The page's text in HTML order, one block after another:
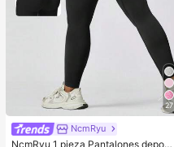
27
NcmRyu
NcmRyu 1 pieza Pantalones deporti